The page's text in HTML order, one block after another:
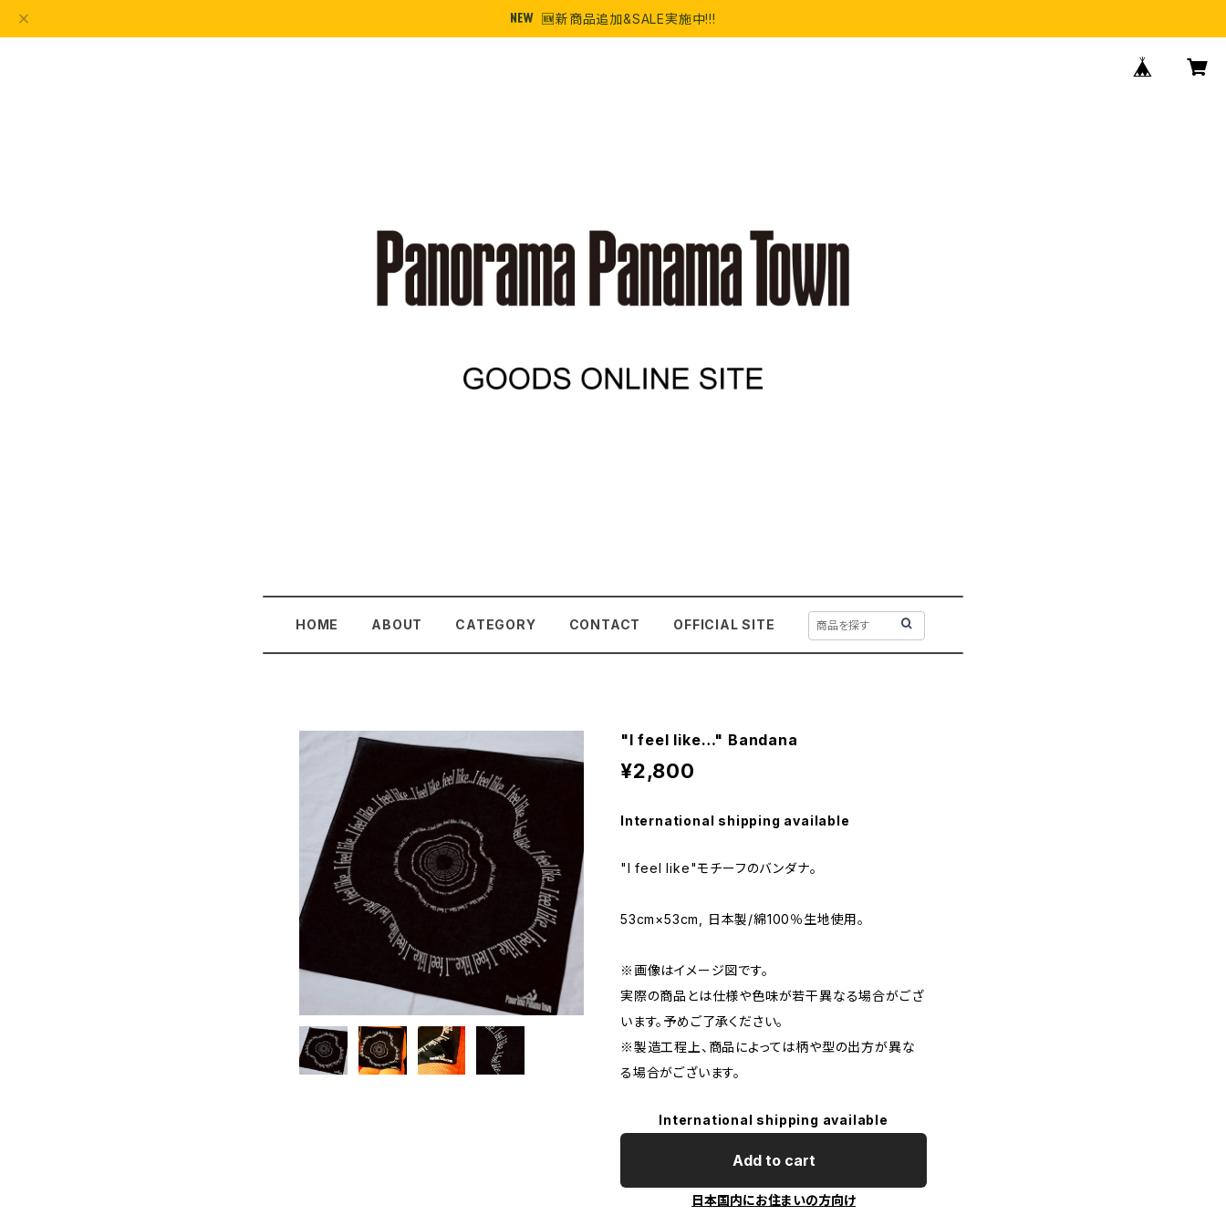
🆕新商品追加&SALE実施中!!!
HOME ABOUT CATEGORY CONTACT OFFICIAL SITE
"I feel like…" Bandana
¥2,800
International shipping available
"I feel like"モチーフのバンダナ。
53cm×53cm, 日本製/綿100％生地使用。
※画像はイメージ図です。
実際の商品とは仕様や色味が若干異なる場合がござ
います。予めご了承ください。
※製造工程上、商品によっては柄や型の出方が異な
る場合がございます。
International shipping available
Add to cart
日本国内にお住まいの方向け